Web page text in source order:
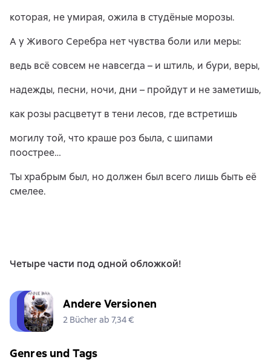
которая, не умирая, ожила в студёные морозы.
А у Живого Серебра нет чувства боли или меры:
ведь всё совсем не навсегда – и штиль, и бури, веры,
надежды, песни, ночи, дни – пройдут и не заметишь,
как розы расцветут в тени лесов, где встретишь
могилу той, что краше роз была, с шипами
поострее…
Ты храбрым был, но должен был всего лишь быть её
смелее.
Четыре части под одной обложкой!
Andere Versionen
2 Bücher ab 7,34 €
Genres und Tags